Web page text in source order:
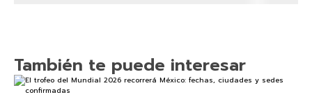
También te puede interesar